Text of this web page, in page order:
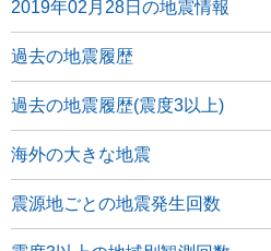
2019年02月28日の地震情報
過去の地震履歴
過去の地震履歴(震度3以上)
海外の大きな地震
震源地ごとの地震発生回数